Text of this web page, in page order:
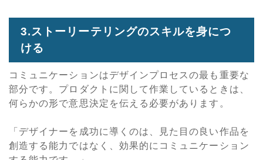
3.ストーリーテリングのスキルを身につ
ける
コミュニケーションはデザインプロセスの最も重要な
部分です。プロダクトに関して作業しているときは、
何らかの形で意思決定を伝える必要があります。
「デザイナーを成功に導くのは、見た目の良い作品を
創造する能力ではなく、効果的にコミュニケーション